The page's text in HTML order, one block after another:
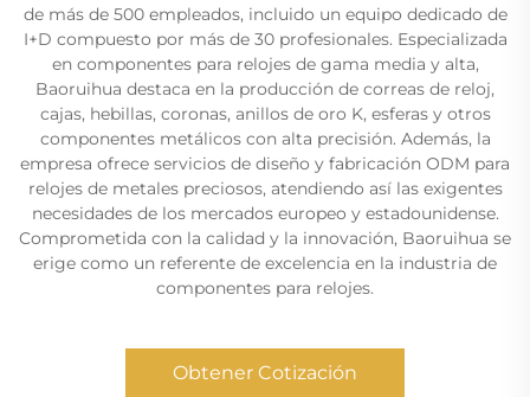
de más de 500 empleados, incluido un equipo dedicado de
I+D compuesto por más de 30 profesionales. Especializada
en componentes para relojes de gama media y alta,
Baoruihua destaca en la producción de correas de reloj,
cajas, hebillas, coronas, anillos de oro K, esferas y otros
componentes metálicos con alta precisión. Además, la
empresa ofrece servicios de diseño y fabricación ODM para
relojes de metales preciosos, atendiendo así las exigentes
necesidades de los mercados europeo y estadounidense.
Comprometida con la calidad y la innovación, Baoruihua se
erige como un referente de excelencia en la industria de
componentes para relojes.
Obtener Cotización